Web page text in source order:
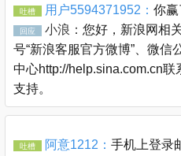
吐槽 用户5594371952： 你赢
回应 小浪： 您好，新浪网相
号“新浪客服官方微博”、微信
中心http://help.sina.com.cn
支持。
吐槽 阿意1212： 手机上登录